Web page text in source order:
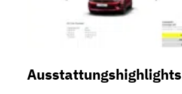
Ausstattungshighlights